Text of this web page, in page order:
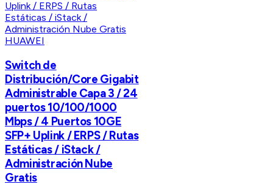
HUAWEI
Switch de
Distribución/Core Gigabit
Administrable Capa 3 / 24
puertos 10/100/1000
Mbps / 4 Puertos 10GE
SFP+ Uplink / ERPS / Rutas
Estáticas / iStack /
Administración Nube
Gratis